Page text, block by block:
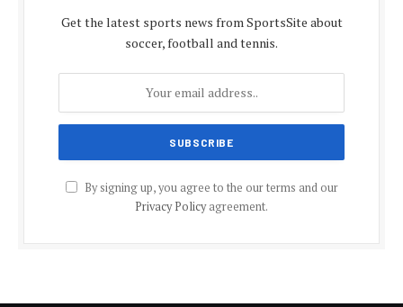
Get the latest sports news from SportsSite about
soccer, football and tennis.
By signing up, you agree to the our terms and our
Privacy Policyagreement.